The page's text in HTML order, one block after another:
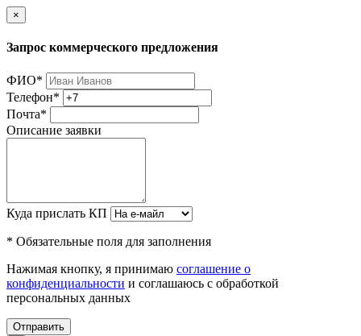
×
Запрос коммерческого предложения
ФИО*
Телефон*
Почта*
Описание заявки
Куда прислать КП
* Обязательные поля для заполнения
Нажимая кнопку, я принимаю соглашение о
конфиденциальности и соглашаюсь с обработкой
персональных данных
Отправить